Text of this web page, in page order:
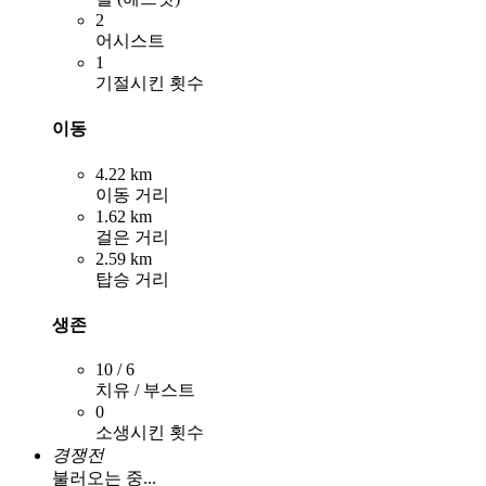
2
어시스트
1
기절시킨 횟수
이동
4.22 km
이동 거리
1.62 km
걸은 거리
2.59 km
탑승 거리
생존
10 / 6
치유 / 부스트
0
소생시킨 횟수
경쟁전
불러오는 중...